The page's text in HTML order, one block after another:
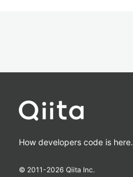
How developers code is here.
© 2011-2026 Qiita Inc.